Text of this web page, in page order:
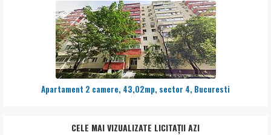
Apartament 2 camere, 43,02mp, sector 4, Bucuresti
CELE MAI VIZUALIZATE LICITAȚII AZI